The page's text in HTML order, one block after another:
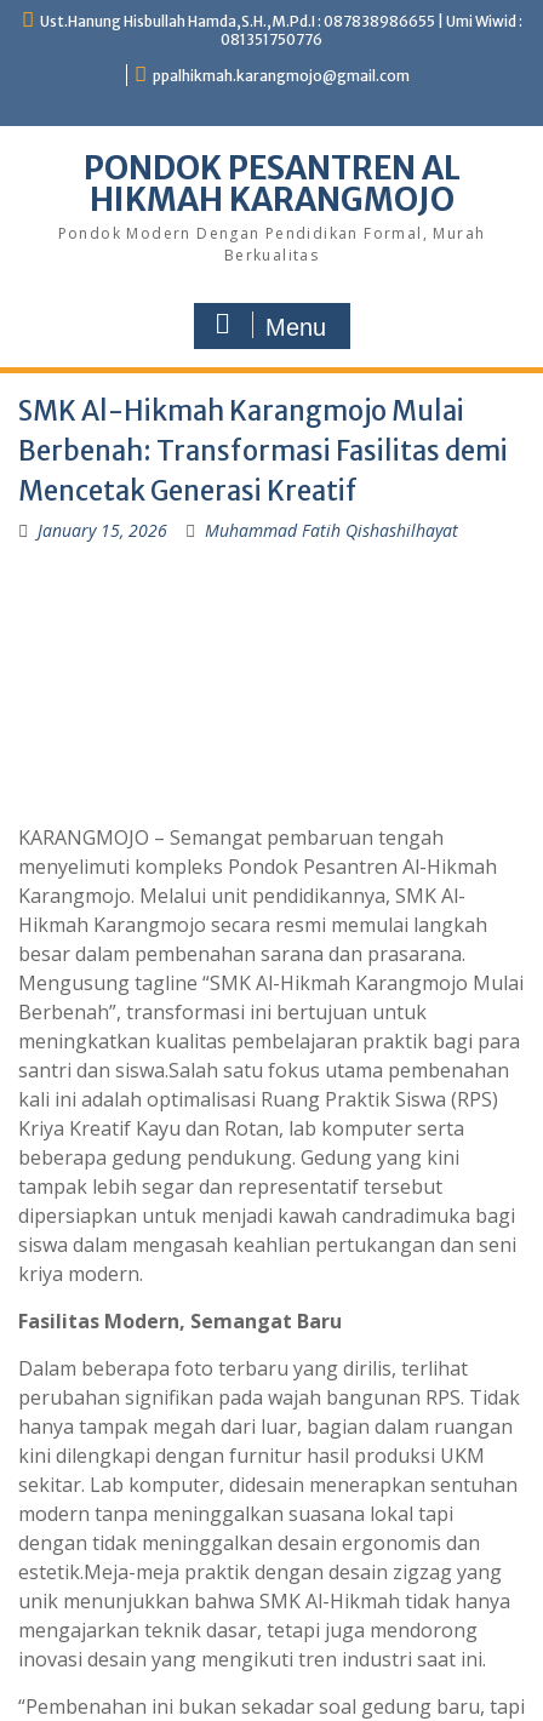
Skip Ust.Hanung Hisbullah Hamda,S.H.,M.Pd.I : 087838986655 | Umi Wiwid :
081351750776
ppalhikmah.karangmojo@gmail.com
PONDOK PESANTREN AL
HIKMAH KARANGMOJO
Pondok Modern Dengan Pendidikan Formal, Murah
Berkualitas
Menu
SMK Al-Hikmah Karangmojo Mulai
Berbenah: Transformasi Fasilitas demi
Mencetak Generasi Kreatif
January 15, 2026 Muhammad Fatih Qishashilhayat
KARANGMOJO – Semangat pembaruan tengah
menyelimuti kompleks Pondok Pesantren Al-Hikmah
Karangmojo. Melalui unit pendidikannya, SMK Al-
Hikmah Karangmojo secara resmi memulai langkah
besar dalam pembenahan sarana dan prasarana.
Mengusung tagline “SMK Al-Hikmah Karangmojo Mulai
Berbenah”, transformasi ini bertujuan untuk
meningkatkan kualitas pembelajaran praktik bagi para
santri dan siswa.Salah satu fokus utama pembenahan
kali ini adalah optimalisasi Ruang Praktik Siswa (RPS)
Kriya Kreatif Kayu dan Rotan, lab komputer serta
beberapa gedung pendukung. Gedung yang kini
tampak lebih segar dan representatif tersebut
dipersiapkan untuk menjadi kawah candradimuka bagi
siswa dalam mengasah keahlian pertukangan dan seni
kriya modern.
Fasilitas Modern, Semangat Baru
Dalam beberapa foto terbaru yang dirilis, terlihat
perubahan signifikan pada wajah bangunan RPS. Tidak
hanya tampak megah dari luar, bagian dalam ruangan
kini dilengkapi dengan furnitur hasil produksi UKM
sekitar. Lab komputer, didesain menerapkan sentuhan
modern tanpa meninggalkan suasana lokal tapi
dengan tidak meninggalkan desain ergonomis dan
estetik.Meja-meja praktik dengan desain zigzag yang
unik menunjukkan bahwa SMK Al-Hikmah tidak hanya
mengajarkan teknik dasar, tetapi juga mendorong
inovasi desain yang mengikuti tren industri saat ini.
“Pembenahan ini bukan sekadar soal gedung baru, tapi